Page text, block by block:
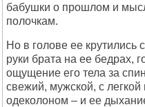
бабушки о прошлом и
полочкам.
Но в голове ее
руки брата на ее бедрах,
ощущение его тела за
свежий, мужской, с легкой
одеколоном – и ее